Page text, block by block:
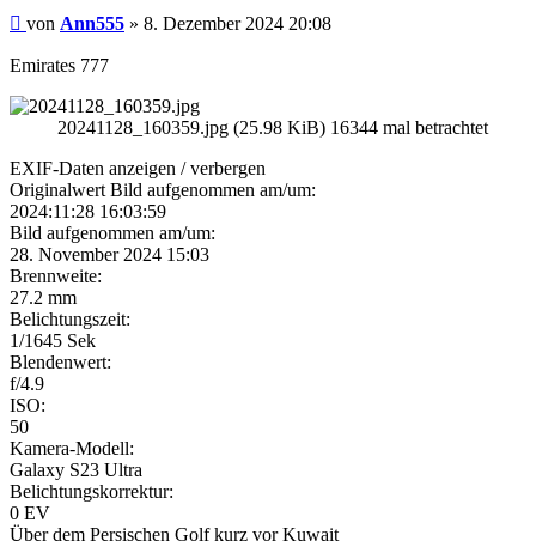
Beitrag
von Ann555 » 8. Dezember 2024 20:08
Emirates 777
20241128_160359.jpg (25.98 KiB) 16344 mal betrachtet
EXIF-Daten anzeigen / verbergen
Originalwert Bild aufgenommen am/um:
2024:11:28 16:03:59
Bild aufgenommen am/um:
28. November 2024 15:03
Brennweite:
27.2 mm
Belichtungszeit:
1/1645 Sek
Blendenwert:
f/4.9
ISO:
50
Kamera-Modell:
Galaxy S23 Ultra
Belichtungskorrektur:
0 EV
Über dem Persischen Golf kurz vor Kuwait